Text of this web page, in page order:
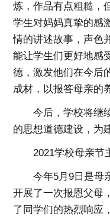
炼，作品有点粗糙，
学生对妈妈真挚的感
情的讲述故事，声色
能让学生们更好地感
德，激发他们在今后
成材，以报答母亲的
今后，学校将继续
的思想道德建设，为
2021学校母亲节
今年5月9日是母亲
开展了一次报恩父母
了同学们的热烈响应